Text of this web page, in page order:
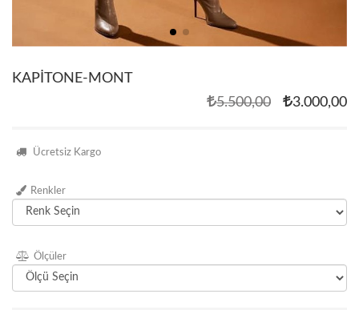
KAPİTONE-MONT
5.500,00
3.000,00
Ücretsiz Kargo
Renkler
Ölçüler